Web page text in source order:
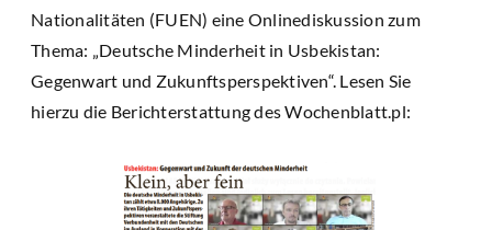
Nationalitäten (FUEN) eine Onlinediskussion zum
Thema: „Deutsche Minderheit in Usbekistan:
Gegenwart und Zukunftsperspektiven“. Lesen Sie
hierzu die Berichterstattung des Wochenblatt.pl: